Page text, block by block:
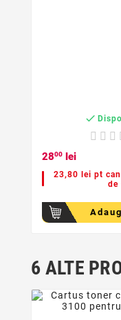

2800 lei
23,80 lei pt
de
6 ALTE